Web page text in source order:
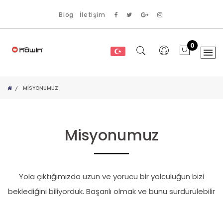
Blog İletişim
0
MISYONUMUZ
Misyonumuz
Yola çıktığımızda uzun ve yorucu bir yolculuğun bizi
beklediğini biliyorduk. Başarılı olmak ve bunu sürdürülebilir